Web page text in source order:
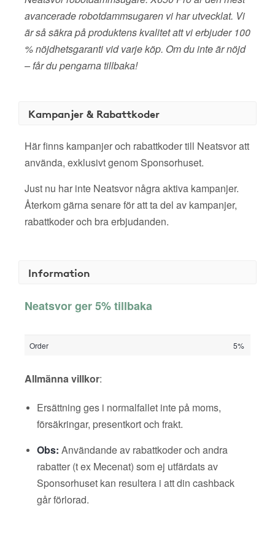
avancerade robotdammsugaren vi har utvecklat. Vi
är så säkra på produktens kvalitet att vi erbjuder 100
% nöjdhetsgaranti vid varje köp. Om du inte är nöjd
– får du pengarna tillbaka!
Kampanjer & Rabattkoder
Här finns kampanjer och rabattkoder till Neatsvor att
använda, exklusivt genom Sponsorhuset.
Just nu har inte Neatsvor några aktiva kampanjer.
Återkom gärna senare för att ta del av kampanjer,
rabattkoder och bra erbjudanden.
Information
Neatsvor ger 5% tillbaka
Order 5%
Allmänna villkor:
Ersättning ges i normalfallet inte på moms,
försäkringar, presentkort och frakt.
Obs: Användande av rabattkoder och andra
rabatter (t ex Mecenat) som ej utfärdats av
Sponsorhuset kan resultera i att din cashback
går förlorad.